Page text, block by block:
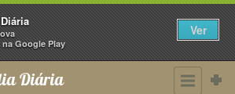
Google Play
Ver
Diária